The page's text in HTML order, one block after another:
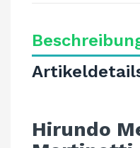
Hirundo